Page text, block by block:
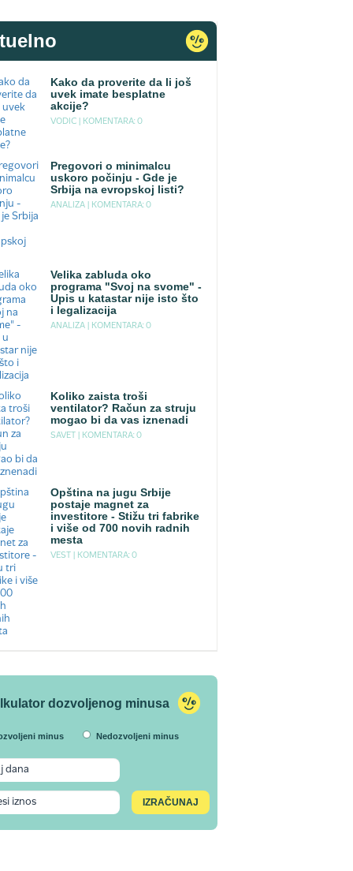
Kako da proverite da li još
uvek imate besplatne
akcije?
VODIC | KOMENTARA: 0
Pregovori o minimalcu
uskoro počinju - Gde je
Srbija na evropskoj listi?
ANALIZA | KOMENTARA: 0
Velika zabluda oko
programa "Svoj na svome" -
Upis u katastar nije isto što
i legalizacija
ANALIZA | KOMENTARA: 0
Koliko zaista troši
ventilator? Račun za struju
mogao bi da vas iznenadi
SAVET | KOMENTARA: 0
Opština na jugu Srbije
postaje magnet za
investitore - Stižu tri fabrike
i više od 700 novih radnih
mesta
VEST | KOMENTARA: 0
dozvoljenog minusa
minus Nedozvoljeni minus